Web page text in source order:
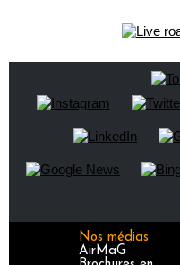
Nos médias
AirMaG